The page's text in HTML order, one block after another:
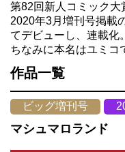
第82回新人コミック大
2020年3月増刊号掲載
てデビューし、連載化。
ちなみに本名はユミコ
作品一覧
ビッグ増刊号
マシュマロランド